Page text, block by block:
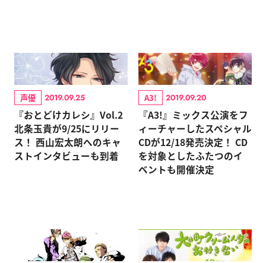
声優 2019.09.25
『おとどけカレシ』Vol.2
北条玉貴が9/25にリリー
ス！ 西山宏太朗へのキャ
ストインタビューも到着
A3! 2019.09.20
『A3!』ミックス公演をフ
ィーチャーしたスペシャル
CDが12/18発売決定！ CD
を対象としたふたつのイ
ベントも開催決定